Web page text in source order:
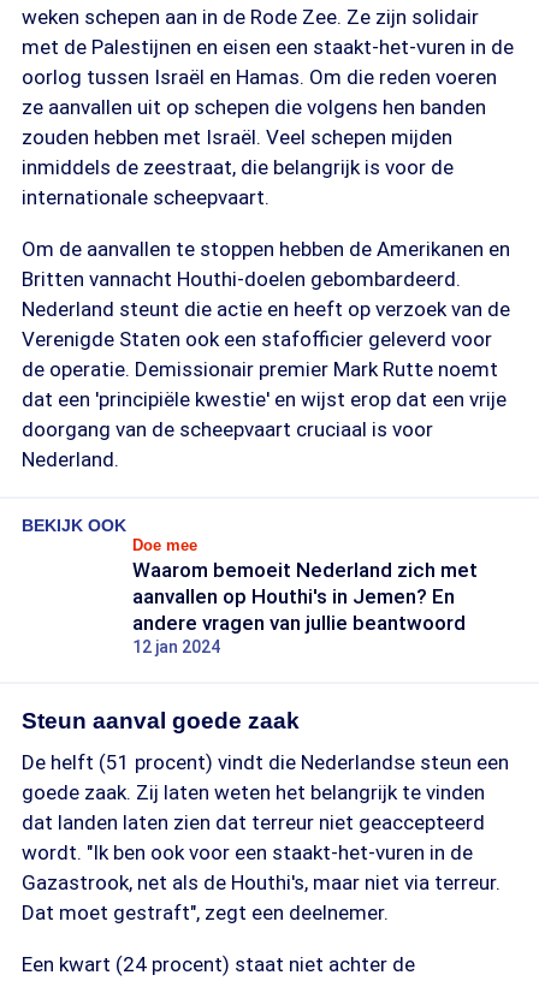
weken schepen aan in de Rode Zee. Ze zijn solidair
met de Palestijnen en eisen een staakt-het-vuren in de
oorlog tussen Israël en Hamas. Om die reden voeren
ze aanvallen uit op schepen die volgens hen banden
zouden hebben met Israël. Veel schepen mijden
inmiddels de zeestraat, die belangrijk is voor de
internationale scheepvaart.
Om de aanvallen te stoppen hebben de Amerikanen en
Britten vannacht Houthi-doelen gebombardeerd.
Nederland steunt die actie en heeft op verzoek van de
Verenigde Staten ook een stafofficier geleverd voor
de operatie. Demissionair premier Mark Rutte noemt
dat een 'principiële kwestie' en wijst erop dat een vrije
doorgang van de scheepvaart cruciaal is voor
Nederland.
BEKIJK OOK
Doe mee
Waarom bemoeit Nederland zich met
aanvallen op Houthi's in Jemen? En
andere vragen van jullie beantwoord
12 jan 2024
Steun aanval goede zaak
De helft (51 procent) vindt die Nederlandse steun een
goede zaak. Zij laten weten het belangrijk te vinden
dat landen laten zien dat terreur niet geaccepteerd
wordt. "Ik ben ook voor een staakt-het-vuren in de
Gazastrook, net als de Houthi's, maar niet via terreur.
Dat moet gestraft", zegt een deelnemer.
Een kwart (24 procent) staat niet achter de